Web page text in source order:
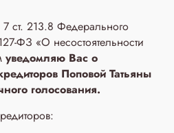
7 ст. 213.8 Федерального
ФЗ «О несостоятельности
уведомляю Вас о
Поповой Татьяны
голосования.